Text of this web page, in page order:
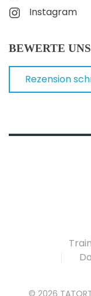
Instagram
BEWERTE
Rezension
© 2026